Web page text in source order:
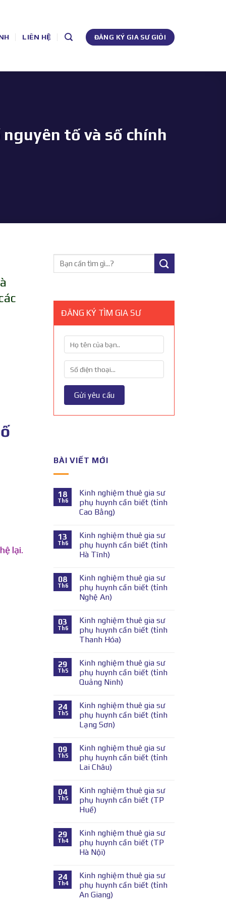
LIÊN HỆ ĐĂNG KÝ GIA SƯ GIỎI
tố và số chính
lại.
ĐĂNG KÝ TÌM GIA SƯ
BÀI VIẾT MỚI
18
Th6
Kinh nghiệm thuê gia sư
phụ huynh cần biết (tỉnh
Cao Bằng)
13
Th6
Kinh nghiệm thuê gia sư
phụ huynh cần biết (tỉnh
Hà Tĩnh)
08
Th6
Kinh nghiệm thuê gia sư
phụ huynh cần biết (tỉnh
Nghệ An)
03
Th6
Kinh nghiệm thuê gia sư
phụ huynh cần biết (tỉnh
Thanh Hóa)
29
Th5
Kinh nghiệm thuê gia sư
phụ huynh cần biết (tỉnh
Quảng Ninh)
24
Th5
Kinh nghiệm thuê gia sư
phụ huynh cần biết (tỉnh
Lạng Sơn)
09
Th5
Kinh nghiệm thuê gia sư
phụ huynh cần biết (tỉnh
Lai Châu)
04
Th5
Kinh nghiệm thuê gia sư
phụ huynh cần biết (TP
Huế)
29
Th4
Kinh nghiệm thuê gia sư
phụ huynh cần biết (TP
Hà Nội)
24
Th4
Kinh nghiệm thuê gia sư
phụ huynh cần biết (tỉnh
An Giang)